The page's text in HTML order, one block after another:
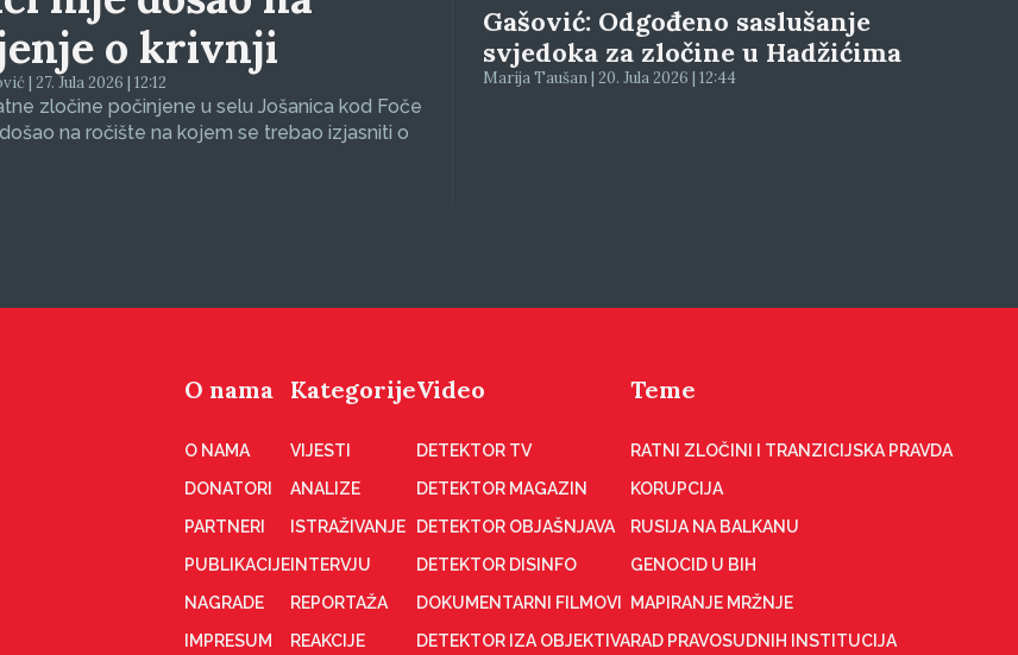
o krivnji
| 27. Jula 2026 | 12:12
zločine počinjene u selu Jošanica kod Foče
na ročište na kojem se trebao izjasniti o
Gašović: Odgođeno saslušanje
svjedoka za zločine u Hadžićima
Marija Taušan | 20. Jula 2026 | 12:44
O nama
O NAMA
DONATORI
PARTNERI
PUBLIKACIJE
NAGRADE
IMPRESUM
Kategorije
VIJESTI
ANALIZE
ISTRAŽIVANJE
INTERVJU
REPORTAŽA
REAKCIJE
Video
DETEKTOR TV
DETEKTOR MAGAZIN
DETEKTOR OBJAŠNJAVA
DETEKTOR DISINFO
DOKUMENTARNI FILMOVI
DETEKTOR IZA OBJEKTIVA
Teme
RATNI ZLOČINI I TRANZICIJSKA PRAVDA
KORUPCIJA
RUSIJA NA BALKANU
GENOCID U BIH
MAPIRANJE MRŽNJE
RAD PRAVOSUDNIH INSTITUCIJA